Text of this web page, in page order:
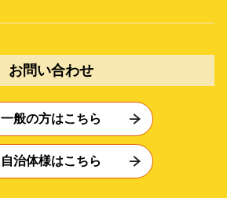
お問い合わせ
一般の方はこちら
自治体様はこちら